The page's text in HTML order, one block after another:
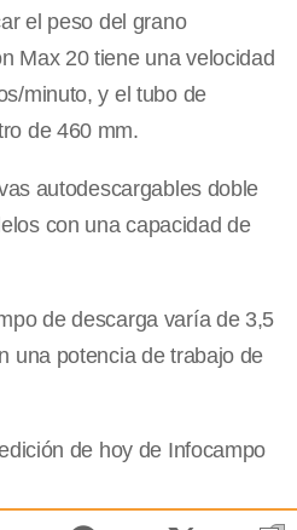
el peso del grano
Max 20 tiene una velocidad
minuto, y el tubo de
de 460 mm.
autodescargables doble
con una capacidad de
de descarga varía de 3,5
una potencia de trabajo de
de hoy de Infocampo